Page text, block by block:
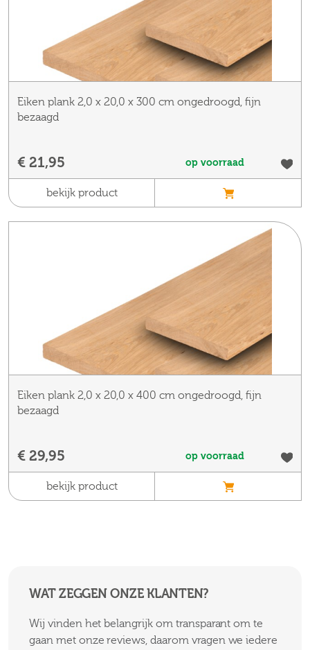
Eiken plank 2,0 x 20,0 x 300 cm ongedroogd, fijn
bezaagd
€ 21,95 op voorraad
bekijk product
Eiken plank 2,0 x 20,0 x 400 cm ongedroogd, fijn
bezaagd
€ 29,95 op voorraad
bekijk product
WAT ZEGGEN ONZE KLANTEN?
Wij vinden het belangrijk om transparant om te
gaan met onze reviews, daarom vragen we iedere